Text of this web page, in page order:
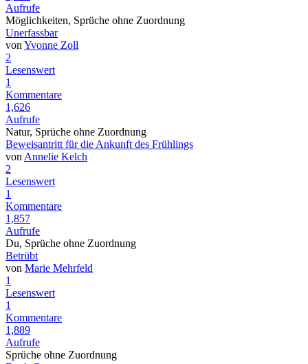
Aufrufe
Möglichkeiten, Sprüche ohne Zuordnung
Unerfassbar
vonYvonne Zoll
2
Lesenswert
1
Kommentare
1,626
Aufrufe
Natur, Sprüche ohne Zuordnung
Beweisantritt für die Ankunft des Frühlings
vonAnnelie Kelch
2
Lesenswert
1
Kommentare
1,857
Aufrufe
Du, Sprüche ohne Zuordnung
Betrübt
von Marie Mehrfeld
1
Lesenswert
1
Kommentare
1,889
Aufrufe
Sprüche ohne Zuordnung